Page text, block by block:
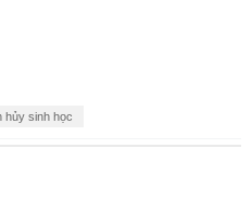
hủy sinh học